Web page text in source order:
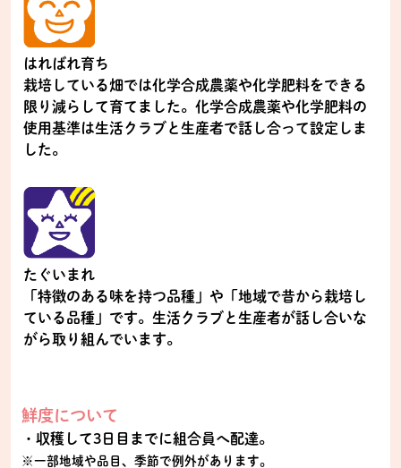
はればれ育ち
栽培している畑では化学合成農薬や化学肥料をできる
限り減らして育てました。化学合成農薬や化学肥料の
使用基準は生活クラブと生産者で話し合って設定しま
した。
たぐいまれ
「特徴のある味を持つ品種」や「地域で昔から栽培し
ている品種」です。生活クラブと生産者が話し合いな
がら取り組んでいます。
鮮度について
・収穫して3日目までに組合員へ配達。
※一部地域や品目、季節で例外があります。